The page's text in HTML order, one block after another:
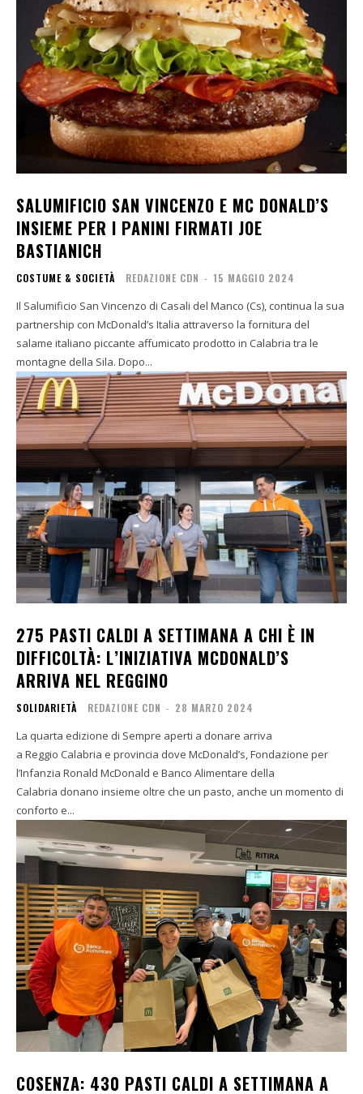
SALUMIFICIO SAN VINCENZO E MC DONALD’S
INSIEME PER I PANINI FIRMATI JOE
BASTIANICH
COSTUME & SOCIETÀ REDAZIONE CDN - 15 MAGGIO 2024
Il Salumificio San Vincenzo di Casali del Manco (Cs), continua la sua
partnership con McDonald’s Italia attraverso la fornitura del
salame italiano piccante affumicato prodotto in Calabria tra le
montagne della Sila. Dopo...
275 PASTI CALDI A SETTIMANA A CHI È IN
DIFFICOLTÀ: L’INIZIATIVA MCDONALD’S
ARRIVA NEL REGGINO
SOLIDARIETÀ REDAZIONE CDN - 28 MARZO 2024
La quarta edizione di Sempre aperti a donare arriva
a Reggio Calabria e provincia dove McDonald’s, Fondazione per
l’Infanzia Ronald McDonald e Banco Alimentare della
Calabria donano insieme oltre che un pasto, anche un momento di
conforto e...
COSENZA: 430 PASTI CALDI A SETTIMANA A